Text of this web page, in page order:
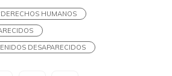
HUMANOS
DESAPARECIDOS